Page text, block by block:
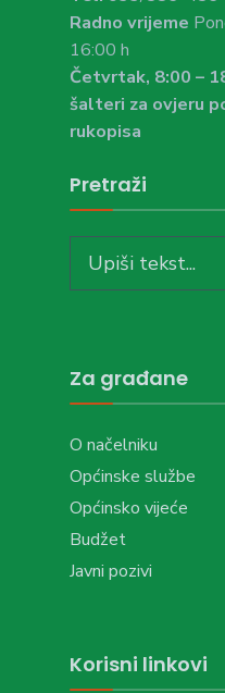
Radno vrijeme
16:00 h
Četvrtak, 8:00 –
šalteri za ovjeru
rukopisa
Pretraži
for:
Za građane
O načelniku
Općinske službe
Općinsko vijeće
Budžet
Javni pozivi
Korisni linkovi